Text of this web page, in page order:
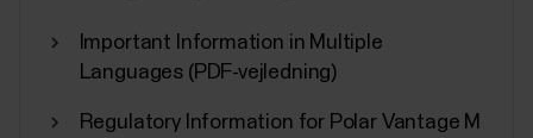
Important Information in Multiple
Languages (PDF-vejledning)
Regulatory Information for Polar Vantage M